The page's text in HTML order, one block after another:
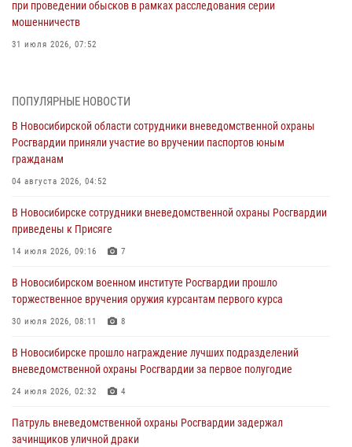
при проведении обысков в рамках расследования серии
мошенничеств
31 июля 2026, 07:52
При силовой поддержке бойцов ОМОН и СОБР Росгвардии
пресечена деятельность группы лиц, причастных к мошенничеству
в сфере страхования
В Новосибирске сотрудниками вневедомственной охраны
Росгвардии задержан гражданин, находящийся в розыске
В Новосибирске военнослужащие отряда спецназа «Ермак»
Росгвардии провели занятия по беспарашютному десантированию
В Новосибирске военнослужащие Росгвардии почтили память детей
– жертв войны в Донбассе
ПОПУЛЯРНЫЕ НОВОСТИ
В Новосибирской области сотрудники вневедомственной охраны
Росгвардии приняли участие во вручении паспортов юным
гражданам
04 августа 2026, 04:52
В Новосибирске сотрудники вневедомственной охраны Росгвардии
приведены к Присяге
14 июля 2026, 09:16 7
В Новосибирском военном институте Росгвардии прошло
торжественное вручения оружия курсантам первого курса
30 июля 2026, 08:11 8
В Новосибирске прошло награждение лучших подразделений
вневедомственной охраны Росгвардии за первое полугодие
24 июля 2026, 02:32 4
Патруль вневедомственной охраны Росгвардии задержал
зачинщиков уличной драки